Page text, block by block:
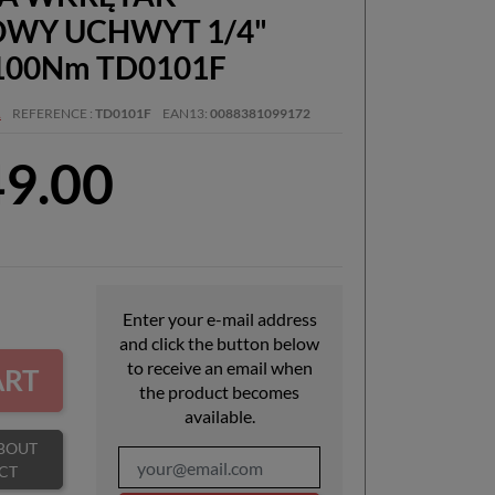
UCHWYT 1/4"
TD0101F
REFERENCE TD0101F EAN13 0088381099172
Enter your e-mail address
and click the button below
to receive an email when
the product becomes
available.